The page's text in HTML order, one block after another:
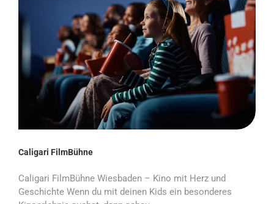
Caligari FilmBühne
Caligari FilmBühne Wiesbaden – Kino mit Herz und
Geschichte Wenn du mit deinen Kids ein besonderes